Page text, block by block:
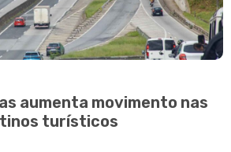
aumenta movimento nas
turísticos